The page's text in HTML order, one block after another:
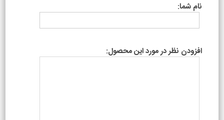
نام شما:
افزودن نظر در مورد این محصول: